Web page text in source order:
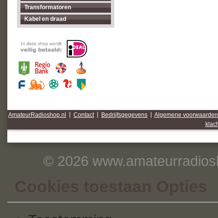
Transformatoren
Kabel en draad
AmateurRadioshop.nl Contact Bedrijfsgegevens
Algemene voorwaarden
© 2026
Cookies toestaan Opties